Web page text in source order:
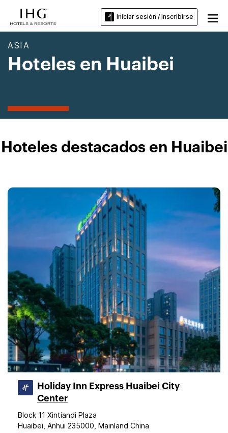
Iniciar sesión / Inscribirse
ASIA
Hoteles en Huaibei
Hoteles destacados en Huaibei
Holiday Inn Express Huaibei City
Center
Block 11 Xintiandi Plaza
Huaibei, Anhui 235000, Mainland China